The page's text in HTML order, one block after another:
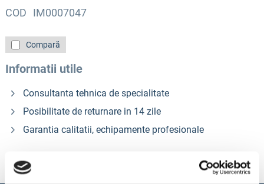
Compară
Informatii utile
Consultanta tehnica de specialitate
Posibilitate de returnare in 14 zile
Garantia calitatii, echipamente profesionale
COD IM0007047